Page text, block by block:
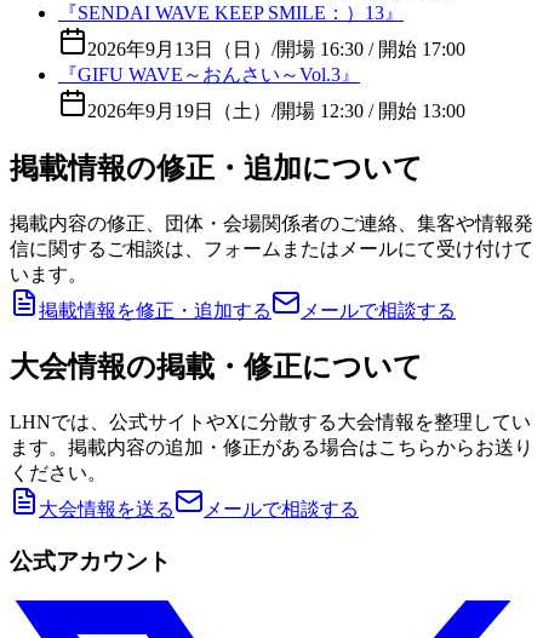
『SENDAI WAVE KEEP SMILE：）13』
2026年9月13日（日） /開場 16:30 / 開始 17:00
『GIFU WAVE～おんさい～Vol.3』
2026年9月19日（土） /開場 12:30 / 開始 13:00
掲載情報の修正・追加について
掲載内容の修正、団体・会場関係者のご連絡、集客や情報発
信に関するご相談は、フォームまたはメールにて受け付けて
います。
掲載情報を修正・追加する
メールで相談する
大会情報の掲載・修正について
LHNでは、公式サイトやXに分散する大会情報を整理してい
ます。掲載内容の追加・修正がある場合はこちらからお送り
ください。
大会情報を送る
メールで相談する
公式アカウント